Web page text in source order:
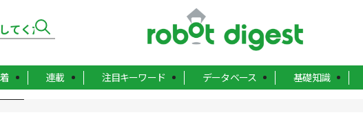
連載 注目キーワード データベース 基礎知識